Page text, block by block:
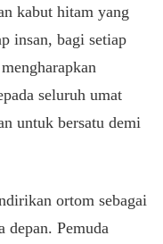
kabut hitam yang
insan, bagi setiap
seluruh umat
untuk bersatu demi
ortom sebagai
depan. Pemuda